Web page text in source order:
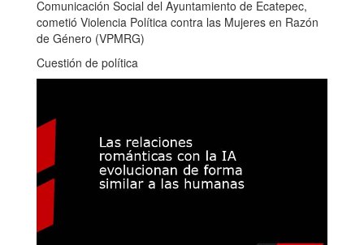
Comunicación Social del Ayuntamiento de Ecatepec,
cometió Violencia Política contra las Mujeres en Razón
de Género (VPMRG)
Cuestión de política